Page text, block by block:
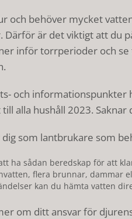
och behöver mycket
Därför är det viktigt att du
inför torrperioder och
och informationspunkter
alla hushåll 2023. Saknar
som lantbrukare som
ha sådan beredskap för att
flera brunnar, dammar
kan du hämta vatten
om ditt ansvar för